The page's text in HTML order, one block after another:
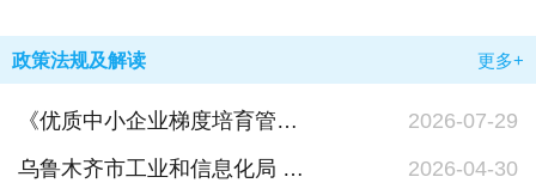
政策法规及解读 更多+
《优质中小企业梯度培育管理办法》解读
2026-07-29
乌鲁木齐市工业和信息化局 乌鲁木齐市财政局 关于印发《关于支持铜产业高质量发展若干措施的专项资金管理办法》的通知
2026-04-30